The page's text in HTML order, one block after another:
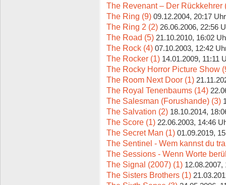
The Revenant – Der Rückkehrer
The Ring (9) 09.12.2004, 20:17 Uhr
The Ring 2 (2) 26.06.2006, 22:56
The Road (5) 21.10.2010, 16:02
The Rock (4) 07.10.2003, 12:42
The Rocker (1) 14.01.2009, 11:11
The Rocky Horror Picture Show
The Room Next Door (1)
The Royal Tenenbaums (14)
The Salesman (Forushande) (3)
The Salvation (2) 18.10.2014,
The Score (1) 22.06.2003, 14:46
The Secret Man (1) 01.09.2019,
The Sentinel - Wem kannst du
The Sessions - Wenn Worte
The Signal (2007) (1) 12.08.2007,
The Sisters Brothers (1)